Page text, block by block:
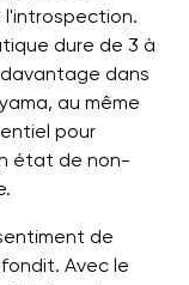
l'introspection.
dure de 3 à
dans
au même
pour
état de non-
de
Avec le